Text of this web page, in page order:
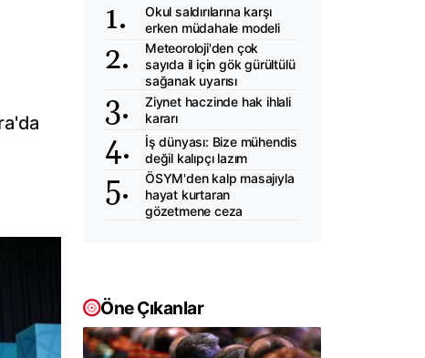
Okul saldırılarına karşı
erken müdahale modeli
Meteoroloji'den çok
sayıda il için gök gürültülü
sağanak uyarısı
Ziynet haczinde hak ihlali
kararı
İş dünyası: Bize mühendis
değil kalıpçı lazım
ÖSYM'den kalp masajıyla
hayat kurtaran
gözetmene ceza
Öne Çıkanlar